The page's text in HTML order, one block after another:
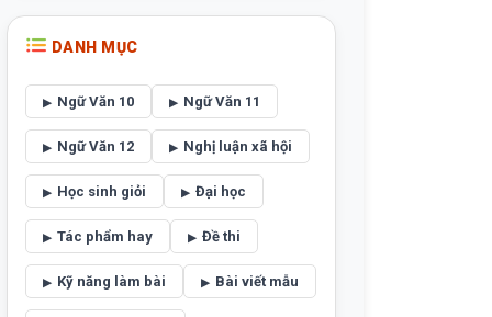
DANH MỤC
Ngữ Văn 10 Ngữ Văn 11
Ngữ Văn 12 Nghị luận xã hội
Học sinh giỏi Đại học
Tác phẩm hay Đề thi
Kỹ năng làm bài Bài viết mẫu